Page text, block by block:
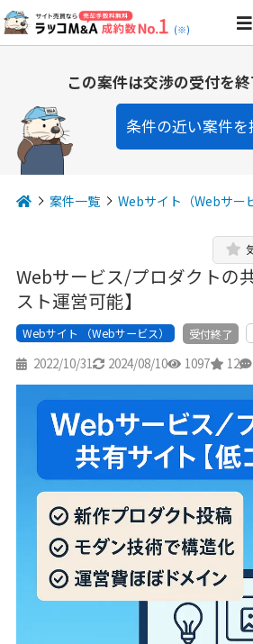
(※)
この案件は交渉の受付を終
条件の近い案件を
案件一覧 Webサイト（Webサー
Webサービス/プロダクトの
スト運営可能】
Webサイト （Webサービス） 受付終了
2022/10/31 2024/08/10 1097 12